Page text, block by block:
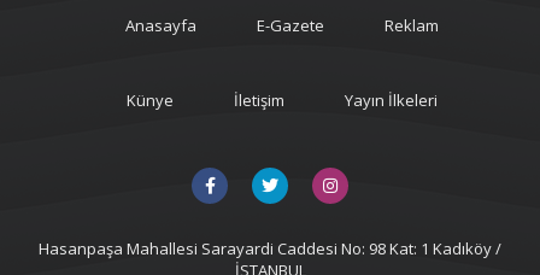
Anasayfa E-Gazete Reklam
Künye İletişim Yayın İlkeleri
Hasanpaşa Mahallesi Sarayardi Caddesi No: 98 Kat: 1 Kadıköy /
İSTANBUL